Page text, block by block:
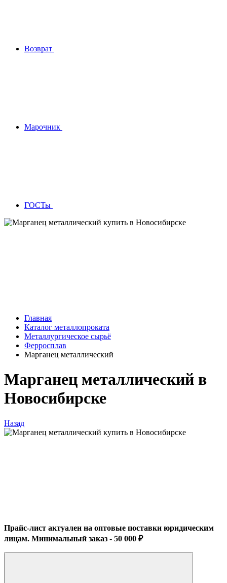
Возврат
Марочник
ГОСТы
Главная
Каталог металлопроката
Металлургическое сырьё
Ферросплав
Марганец металлический
Марганец металлический в
Новосибирске
Назад
Прайс-лист актуален на оптовые поставки юридическим
лицам. Минимальный заказ - 50 000 ₽